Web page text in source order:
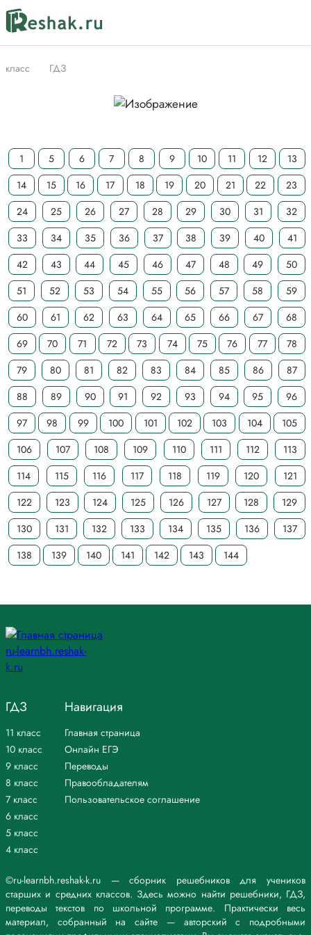
класс ГДЗ
1 5 6 7 8 9 10 11 12
13
14
15 16 17 18 19 20 21 22
23
24
25 26 27 28 29 30 31
32
33
34 35 36 37 38 39 40
41
42
43 44 45 46 47 48 49
50
51
52 53 54 55 56 57 58
59
60
61 62 63 64 65 66 67
68
69
70 71 72 73 74 75 76 77
78
79
80 81 82 83 84 85 86
87
88
89 90 91 92 93 94 95
96
97
98 99 100 101 102 103 104
105
106
107 108 109 110 111 112
113
114
115 116 117 118 119 120
121
122
123 124 125 126 127 128
129
130
131 132 133 134 135 136
137
138
139 140 141 142 143 144
©ru-learnbh.reshak-k.ru — сборник решебников для учеников
старших и средних классов. Здесь можно найти решебники, ГДЗ,
переводы текстов по школьной программе. Практически весь
материал, собранный на сайте — авторский с подробными
ГДЗ
11 класс
10 класс
9 класс
8 класс
7 класс
6 класс
5 класс
4 класс
Навигация
Главная страница
Онлайн ЕГЭ
Переводы
Правообладателям
Пользовательское соглашение